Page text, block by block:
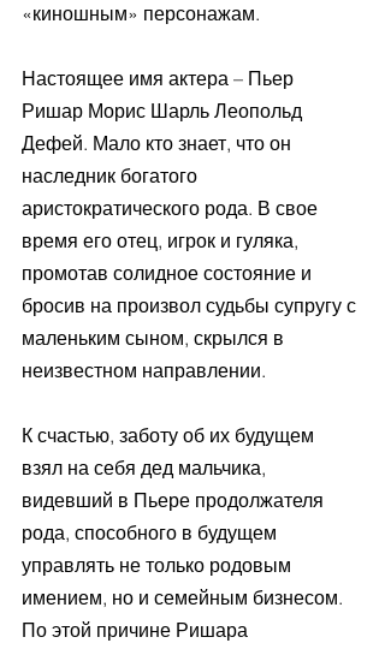
«киношным» персонажам.
Настоящее имя актера – Пьер
Ришар Морис Шарль Леопольд
Дефей. Мало кто знает, что он
наследник богатого
аристократического рода. В свое
время его отец, игрок и гуляка,
промотав солидное состояние и
бросив на произвол судьбы супругу с
маленьким сыном, скрылся в
неизвестном направлении.
К счастью, заботу об их будущем
взял на себя дед мальчика,
видевший в Пьере продолжателя
рода, способного в будущем
управлять не только родовым
имением, но и семейным бизнесом.
По этой причине Ришара